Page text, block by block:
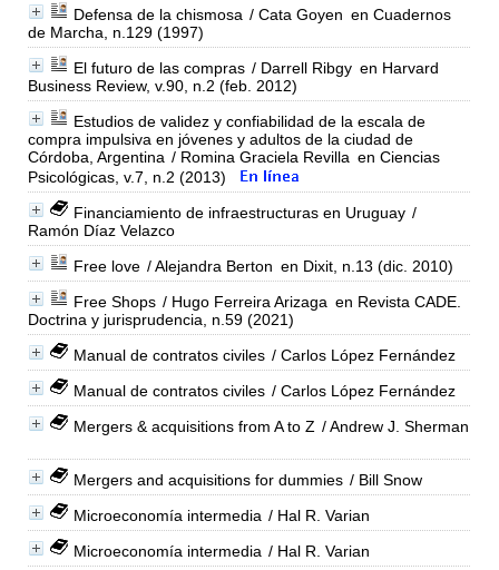
Defensa de la chismosa / Cata Goyen en Cuadernos
de Marcha, n.129 (1997)
El futuro de las compras / Darrell Ribgy en Harvard
Business Review, v.90, n.2 (feb. 2012)
Estudios de validez y confiabilidad de la escala de
compra impulsiva en jóvenes y adultos de la ciudad de
Córdoba, Argentina / Romina Graciela Revilla en Ciencias
Psicológicas, v.7, n.2 (2013)
Financiamiento de infraestructuras en Uruguay /
Ramón Díaz Velazco
Free love / Alejandra Berton en Dixit, n.13 (dic. 2010)
Free Shops / Hugo Ferreira Arizaga en Revista CADE.
Doctrina y jurisprudencia, n.59 (2021)
Manual de contratos civiles / Carlos López Fernández
Manual de contratos civiles / Carlos López Fernández
Mergers & acquisitions from A to Z / Andrew J. Sherman
Mergers and acquisitions for dummies / Bill Snow
Microeconomía intermedia / Hal R. Varian
Microeconomía intermedia / Hal R. Varian